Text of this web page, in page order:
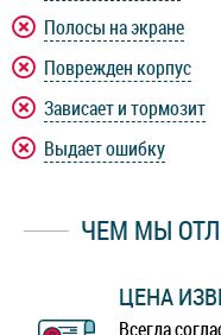
Полосы на экране
Поврежден корпус
Зависает и тормозит
Выдает ошибку
ЧЕМ МЫ
ЦЕНА
Всегда